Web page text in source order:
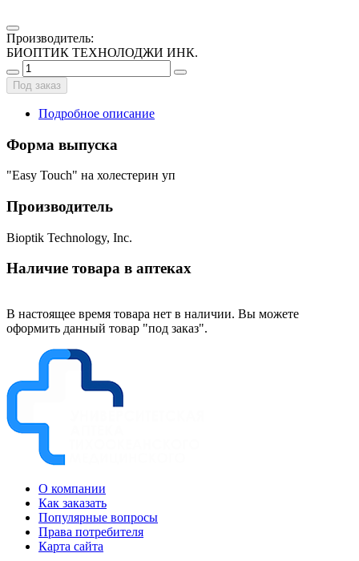
Производитель:
БИОПТИК ТЕХНОЛОДЖИ ИНК.
Под заказ
Подробное описание
Форма выпуска
"Easy Touch" на холестерин уп
Производитель
Bioptik Technology, Inc.
Наличие товара в аптеках
В настоящее время товара нет в наличии. Вы можете
оформить данный товар "под заказ".
О компании
Как заказать
Популярные вопросы
Права потребителя
Карта сайта